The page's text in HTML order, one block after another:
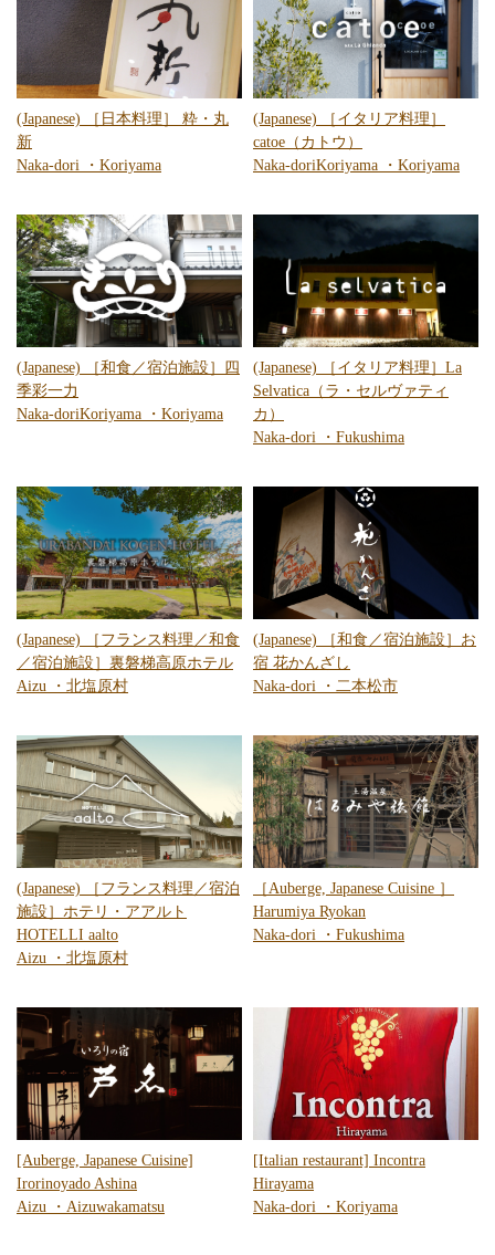
(Japanese) ［日本料理］ 粋・丸
新
Naka-dori ・ Koriyama
(Japanese) ［イタリア料理］
catoe（カトウ）
Naka-doriKoriyama ・ Koriyama
(Japanese) ［和食／宿泊施設］四
季彩一力
Naka-doriKoriyama ・ Koriyama
(Japanese) ［イタリア料理］La
Selvatica（ラ・セルヴァティ
カ）
Naka-dori ・ Fukushima
(Japanese) ［フランス料理／和食
／宿泊施設］裏磐梯高原ホテル
Aizu ・ 北塩原村
(Japanese) ［和食／宿泊施設］お
宿 花かんざし
Naka-dori ・ 二本松市
(Japanese) ［フランス料理／宿泊
施設］ホテリ・アアルト
HOTELLI aalto
Aizu ・ 北塩原村
［Auberge, Japanese Cuisine ］
Harumiya Ryokan
Naka-dori ・ Fukushima
[Auberge, Japanese Cuisine]
Irorinoyado Ashina
Aizu ・ Aizuwakamatsu
[Italian restaurant] Incontra
Hirayama
Naka-dori ・ Koriyama